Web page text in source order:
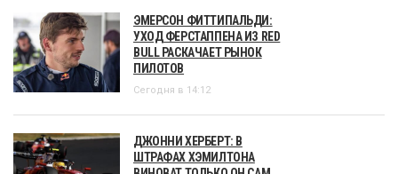
ЭМЕРСОН ФИТТИПАЛЬДИ:
УХОД ФЕРСТАППЕНА ИЗ RED
BULL РАСКАЧАЕТ РЫНОК
ПИЛОТОВ
Сегодня в 14:12
ДЖОННИ ХЕРБЕРТ: В
ШТРАФАХ ХЭМИЛТОНА